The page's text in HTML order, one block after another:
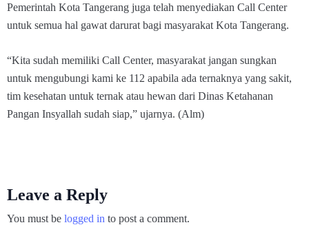
Pemerintah Kota Tangerang juga telah menyediakan Call Center
untuk semua hal gawat darurat bagi masyarakat Kota Tangerang.
“Kita sudah memiliki Call Center, masyarakat jangan sungkan
untuk mengubungi kami ke 112 apabila ada ternaknya yang sakit,
tim kesehatan untuk ternak atau hewan dari Dinas Ketahanan
Pangan Insyallah sudah siap,” ujarnya. (Alm)
Leave a Reply
You must be logged in to post a comment.